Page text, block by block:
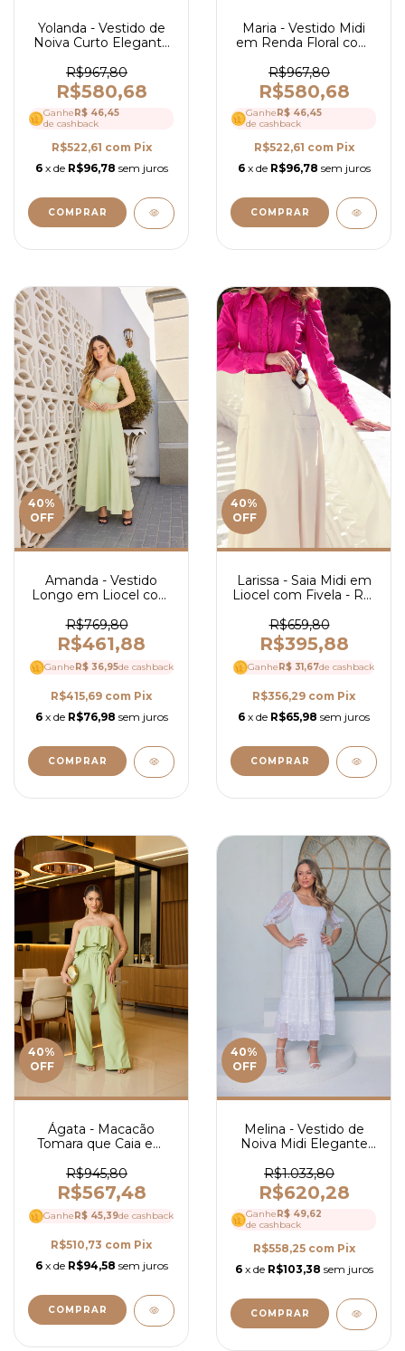
Yolanda - Vestido de
Noiva Curto Elegante
Bordado com Guipir e
Manga Longa - Ref
4153
R$967,80
R$580,68
GanheR$ 46,45
de cashback
R$522,61 com Pix
6 x de R$96,78 sem juros
COMPRAR
Maria - Vestido Midi
em Renda Floral com
R$967,80
R$580,68
GanheR$ 46,45
de cashback
R$522,61 com Pix
6 x de R$96,78 sem juros
COMPRAR
40%
OFF
Amanda - Vestido
Longo em Liocel com
R$769,80
R$461,88
GanheR$ 36,95de cashback
R$415,69 com Pix
6 x de R$76,98 sem juros
COMPRAR
40%
OFF
Larissa - Saia Midi em
Liocel com Fivela - Ref
R$659,80
R$395,88
GanheR$ 31,67de cashback
R$356,29 com Pix
6 x de R$65,98 sem juros
COMPRAR
40%
OFF
Ágata - Macacão
Tomara que Caia em
R$945,80
R$567,48
GanheR$ 45,39de cashback
R$510,73 com Pix
6 x de R$94,58 sem juros
COMPRAR
40%
OFF
Melina - Vestido de
Noiva Midi Elegante
Guipir com Mangas
3/4 Delicadas- Ref
4108
R$1.033,80
R$620,28
GanheR$ 49,62
de cashback
R$558,25 com Pix
6 x de R$103,38 sem juros
COMPRAR